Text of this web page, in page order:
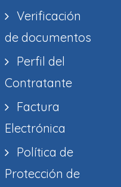
Verificación
de documentos
Perfil del
Contratante
Factura
Electrónica
Política de
Protección de